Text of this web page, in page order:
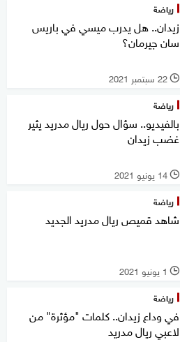
رياضة
زيدان.. هل يدرب ميسي في باريس
سان جيرمان؟
l 22 سبتمبر 2021
رياضة
بالفيديو.. سؤال حول ريال مدريد يثير
غضب زيدان
l 14 يونيو 2021
رياضة
شاهد قميص ريال مدريد الجديد
l 1 يونيو 2021
رياضة
في وداع زيدان.. كلمات "مؤثرة" من
لاعبي ريال مدريد